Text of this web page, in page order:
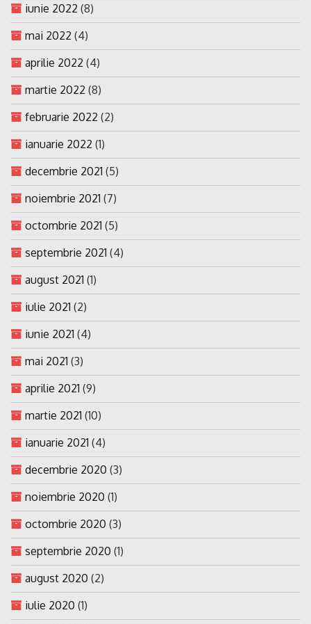
iunie 2022 (8)
mai 2022 (4)
aprilie 2022 (4)
martie 2022 (8)
februarie 2022 (2)
ianuarie 2022 (1)
decembrie 2021 (5)
noiembrie 2021 (7)
octombrie 2021 (5)
septembrie 2021 (4)
august 2021 (1)
iulie 2021 (2)
iunie 2021 (4)
mai 2021 (3)
aprilie 2021 (9)
martie 2021 (10)
ianuarie 2021 (4)
decembrie 2020 (3)
noiembrie 2020 (1)
octombrie 2020 (3)
septembrie 2020 (1)
august 2020 (2)
iulie 2020 (1)